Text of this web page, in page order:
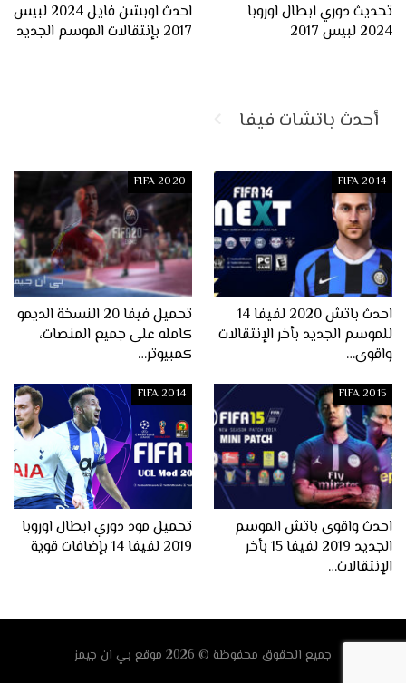
تحديث دوري ابطال اوروبا
2024 لبيس 2017
احدث اوبشن فايل 2024 لبيس
2017 بإنتقالات الموسم الجديد
أحدث باتشات فيفا
FIFA 2014
احدث باتش 2020 لفيفا 14
للموسم الجديد بأخر الإنتقالات
واقوى…
FIFA 2020
تحميل فيفا 20 النسخة الديمو
كامله على جميع المنصات،
كمبيوتر…
FIFA 2015
احدث واقوى باتش الموسم
الجديد 2019 لفيفا 15 بأخر
الإنتقالات…
FIFA 2014
تحميل مود دوري ابطال اوروبا
2019 لفيفا 14 بإضافات قوية
جميع الحقوق محفوظة © 2026 موقع بي ان جيمز